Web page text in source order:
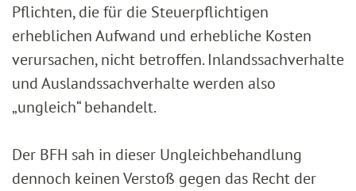
Pflichten, die für die Steuerpflichtigen
erheblichen Aufwand und erhebliche Kosten
verursachen, nicht betroffen. Inlandssachverhalte
und Auslandssachverhalte werden also
„ungleich“ behandelt.
Der BFH sah in dieser Ungleichbehandlung
dennoch keinen Verstoß gegen das Recht der